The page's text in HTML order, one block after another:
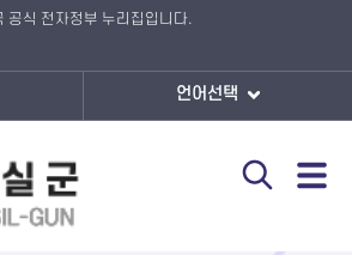
공식 전자정부 누리집입니다.
언어선택
로그인